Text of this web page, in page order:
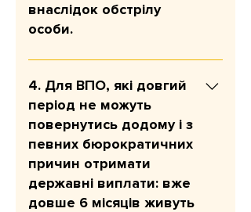
внаслідок обстрілу
особи.
Мета: швидко покрити
найнагальніші потреби після
удару. Сума допомоги: 12 300
грн на людину. У разі
відповідності критеріям програми
допомога надається одноразово і
розрахована на три місяці.
4. Для ВПО, які довгий
період не можуть
повернутись додому і з
певних бюрократичних
причин отримати
державні виплати: вже
довше 6 місяців живуть